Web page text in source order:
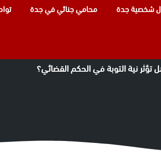
شخصية جدة محامي جنائي في جدة
نية التوبة في الحكم
تؤثر نية التوبة في الحكم القضائي؟